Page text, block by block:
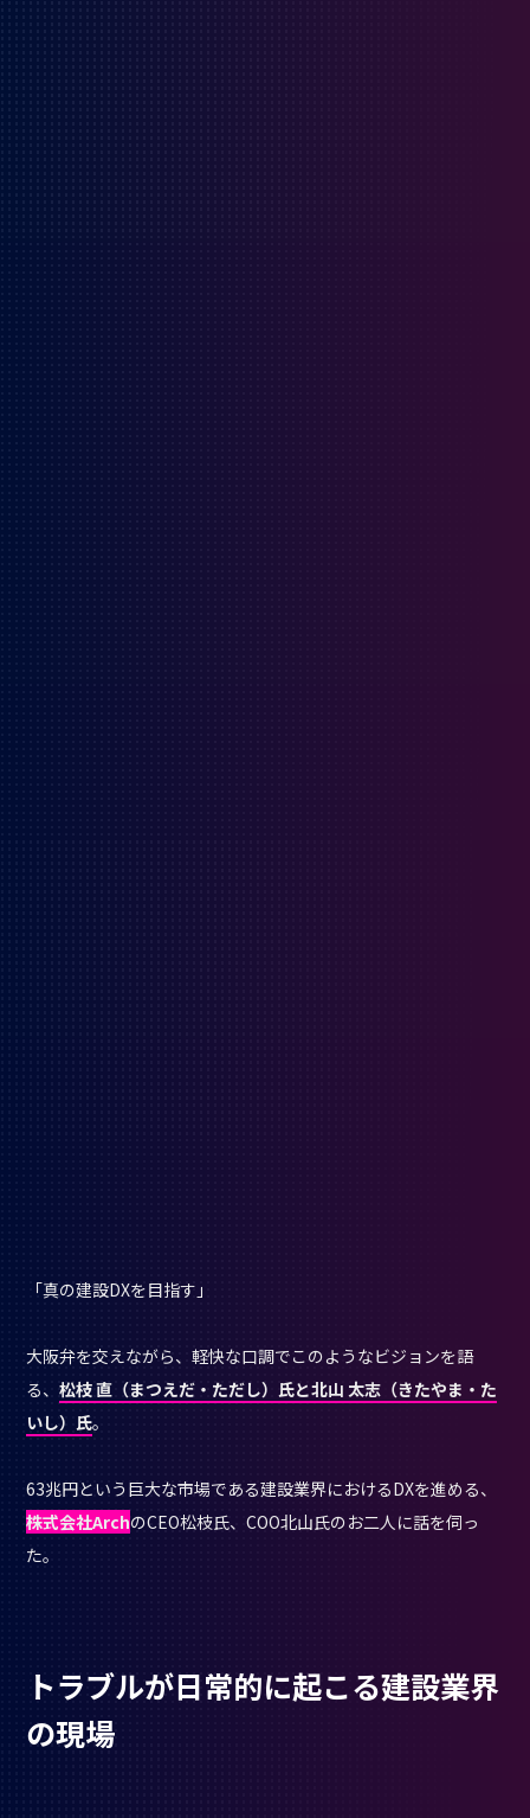
「真の建設DXを目指す」
大阪弁を交えながら、軽快な口調でこのようなビジョンを語
る、松枝 直（まつえだ・ただし）氏と北山 太志（きたやま・た
いし）氏。
63兆円という巨大な市場である建設業界におけるDXを進める、
株式会社ArchのCEO松枝氏、COO北山氏のお二人に話を伺っ
た。
トラブルが日常的に起こる建設業界
の現場